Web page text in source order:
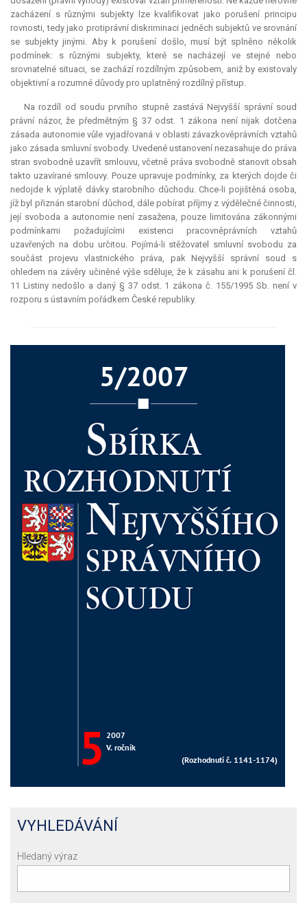
zacházení s různými subjekty lze kvalifikovat jako porušení principu
rovnosti, tedy jako protiprávní diskriminaci jedněch subjektů ve srovnání
se subjekty jinými. Aby k porušení došlo, musí být splněno několik
podmínek: s různými subjekty, které se nacházejí ve stejné nebo
srovnatelné situaci, se zachází rozdílným způsobem, aniž by existovaly
objektivní a rozumné důvody pro uplatněný rozdílný přístup.
Na rozdíl od soudu prvního stupně zastává Nejvyšší správní soud
právní názor, že předmětným § 37 odst. 1 zákona není nijak dotčena
zásada autonomie vůle vyjadřovaná v oblasti závazkověprávních vztahů
jako zásada smluvní svobody. Uvedené ustanovení nezasahuje do práva
stran svobodně uzavřít smlouvu, včetně práva svobodně stanovit obsah
takto uzavírané smlouvy. Pouze upravuje podmínky, za kterých dojde či
nedojde k výplatě dávky starobního důchodu. Chce-li pojištěná osoba,
jíž byl přiznán starobní důchod, dále pobírat příjmy z výdělečné činnosti,
její svoboda a autonomie není zasažena, pouze limitována zákonnými
podmínkami požadujícími existenci pracovněprávních vztahů
uzavřených na dobu určitou. Pojímá-li stěžovatel smluvní svobodu za
součást projevu vlastnického práva, pak Nejvyšší správní soud s
ohledem na závěry učiněné výše sděluje, že k zásahu ani k porušení čl.
11 Listiny nedošlo a daný § 37 odst. 1 zákona č. 155/1995 Sb. není v
rozporu s ústavním pořádkem České republiky.
VYHLEDÁVÁNÍ
Hledaný výraz